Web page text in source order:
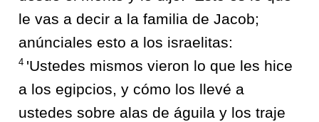
le vas a decir a la familia de Jacob;
anúnciales esto a los israelitas:
4 'Ustedes mismos vieron lo que les hice
a los egipcios, y cómo los llevé a
ustedes sobre alas de águila y los traje